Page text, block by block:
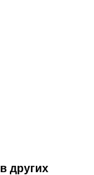
других